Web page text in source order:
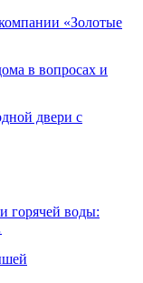
«Золотые
в вопросах и
двери с
горячей воды: